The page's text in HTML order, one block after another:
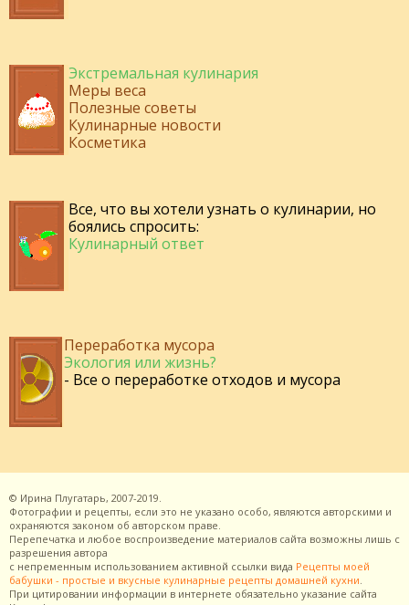
Экстремальная кулинария
Меры веса
Полезные советы
Кулинарные новости
Косметика
Все, что вы хотели узнать о кулинарии, но
боялись спросить:
Кулинарный ответ
Переработка мусора
Экология или жизнь?
- Все о переработке отходов и мусора
© Ирина Плугатарь, 2007-2019.
Фотографии и рецепты, если это не указано особо, являются авторскими и
охраняются законом об авторском праве.
Перепечатка и любое воспроизведение материалов сайта возможны лишь с
разрешения автора
с непременным использованием активной ссылки вида Рецепты моей
бабушки - простые и вкусные кулинарные рецепты домашней кухни
При цитировании информации в интернете обязательно указание сайта